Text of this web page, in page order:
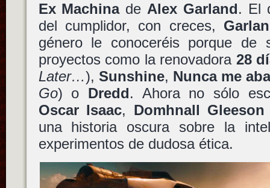
Ex Machinade Alex Garland. El
del cumplidor, con creces,
género le conoceréis porque de
proyectos como la renovadora 28
Later…), Sunshine, Nunca me
Go) o Dredd. Ahora no sólo
Oscar Isaac, Domhnall Gleeson
una historia oscura sobre la
experimentos de dudosa ética.